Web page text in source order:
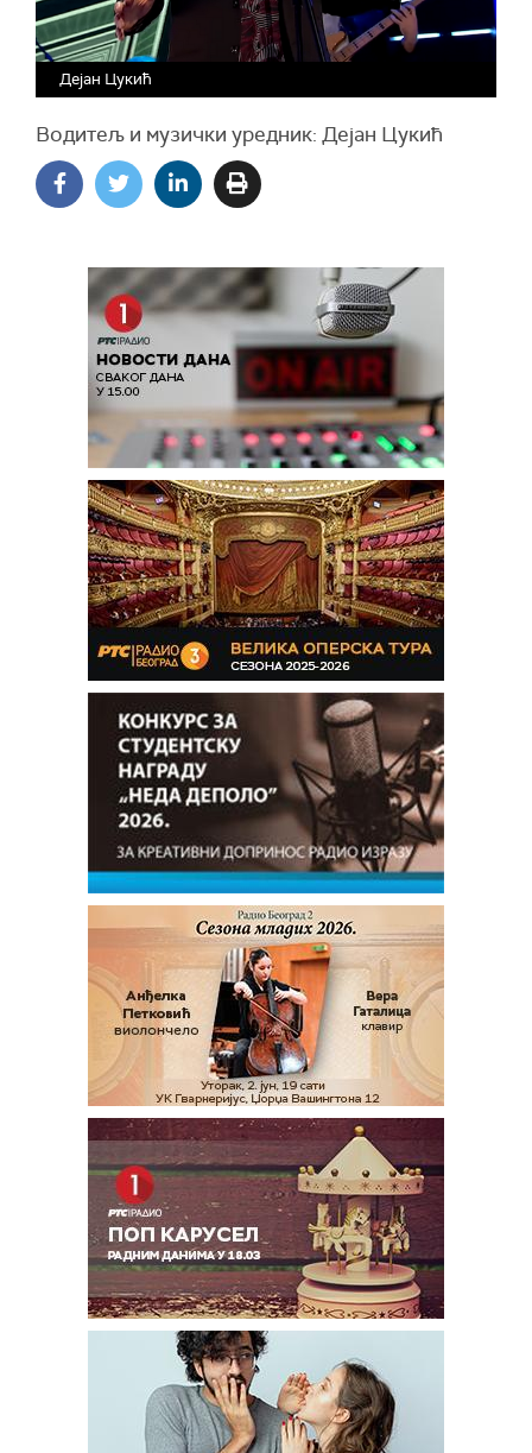
Дејан Цукић
Водитељ и музички уредник: Дејан Цукић